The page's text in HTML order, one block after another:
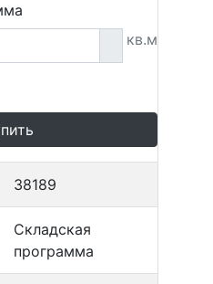
кв.м
38189
Складская
программа